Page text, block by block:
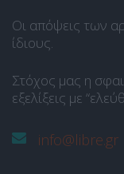
Οι απόψεις των
ίδιους.
Στόχος μας η
εξελίξεις με
info@libre.gr